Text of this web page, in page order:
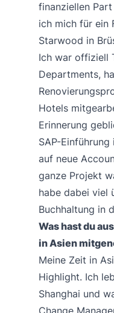
finanziellen
ich mich für ein
Starwood in
Ich war offiziell
Departments,
Hotels
Erinnerung
SAP-
auf neue
ganze Projekt
habe dabei viel
Buchhaltung in
Was hast du
in Asien
Meine Zeit in
Highlight. Ich
Shanghai und